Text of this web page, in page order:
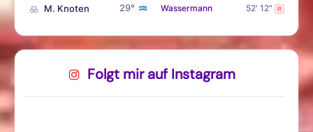
M. Knoten 29° ♒ Wassermann 52' 12" R
Folgt mir auf Instagram